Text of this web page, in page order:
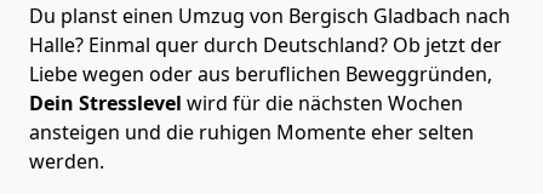
Du planst einen Umzug von Bergisch Gladbach nach
Halle? Einmal quer durch Deutschland? Ob jetzt der
Liebe wegen oder aus beruflichen Beweggründen,
Dein Stresslevel wird für die nächsten Wochen
ansteigen und die ruhigen Momente eher selten
werden.